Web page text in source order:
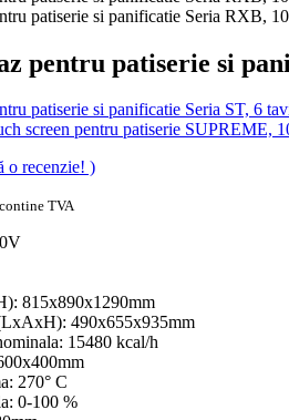
pentru patiserie si
o recenzie! )
TVA
815x890x1290mm
490x655x935mm
15480 kcal/h
270° C
0-100 %